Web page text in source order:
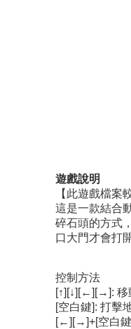
遊戲說明
【此遊戲檔案
這是一款結合
碎石頭的方式
口大門才會打
控制方法
[↑][↓][←][→]: 移
[空白鍵]: 打擊
[←][→]+[空白鍵